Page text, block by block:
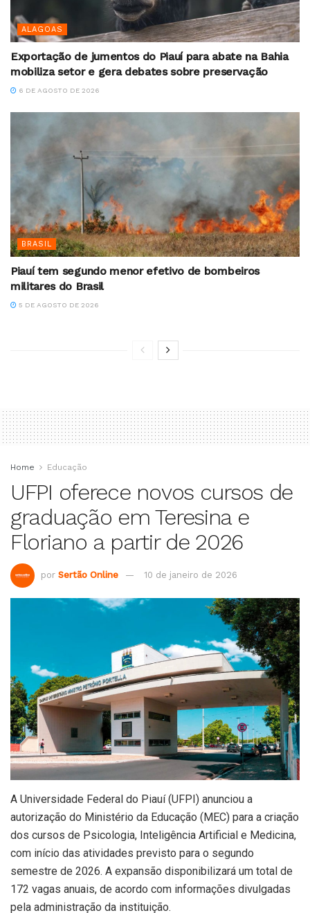
ALAGOAS
Exportação de jumentos do Piauí para abate na Bahia
mobiliza setor e gera debates sobre preservação
6 DE AGOSTO DE 2026
BRASIL
Piauí tem segundo menor efetivo de bombeiros
militares do Brasil
5 DE AGOSTO DE 2026
Home Educação
UFPI oferece novos cursos de
graduação em Teresina e
Floriano a partir de 2026
por Sertão Online 10 de janeiro de 2026
A Universidade Federal do Piauí (UFPI) anunciou a
autorização do Ministério da Educação (MEC) para a criação
dos cursos de Psicologia, Inteligência Artificial e Medicina,
com início das atividades previsto para o segundo
semestre de 2026. A expansão disponibilizará um total de
172 vagas anuais, de acordo com informações divulgadas
pela administração da instituição.